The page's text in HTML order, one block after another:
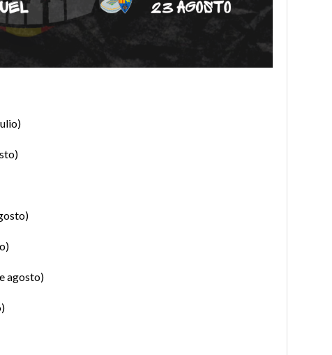
agosto)